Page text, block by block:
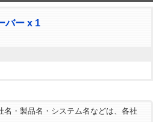
バー x 1
名・製品名・システム名などは、各社